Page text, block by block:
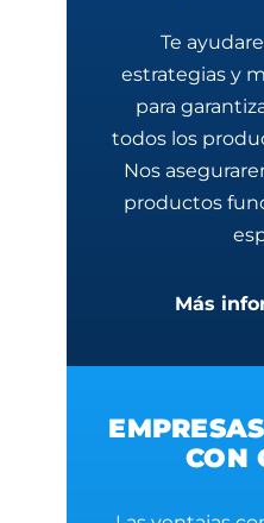
Te
estrategias y
para
todos los
Nos
productos
Más
CON